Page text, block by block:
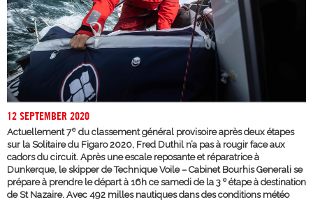
12 SEPTEMBER 2020
Actuellement 7e du classement général provisoire après deux étapes
sur la Solitaire du Figaro 2020, Fred Duthil n’a pas à rougir face aux
cadors du circuit. Après une escale reposante et réparatrice à
Dunkerque, le skipper de Technique Voile – Cabinet Bourhis Generali se
prépare à prendre le départ à 16h ce samedi de la 3 eétape à destination
de St Nazaire. Avec 492 milles nautiques dans des conditions météo